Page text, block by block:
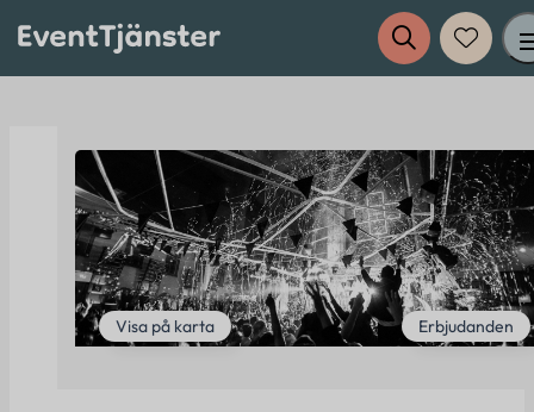
Tjänster
Evenemang
Eventplanering
Visa på karta Erbjudanden